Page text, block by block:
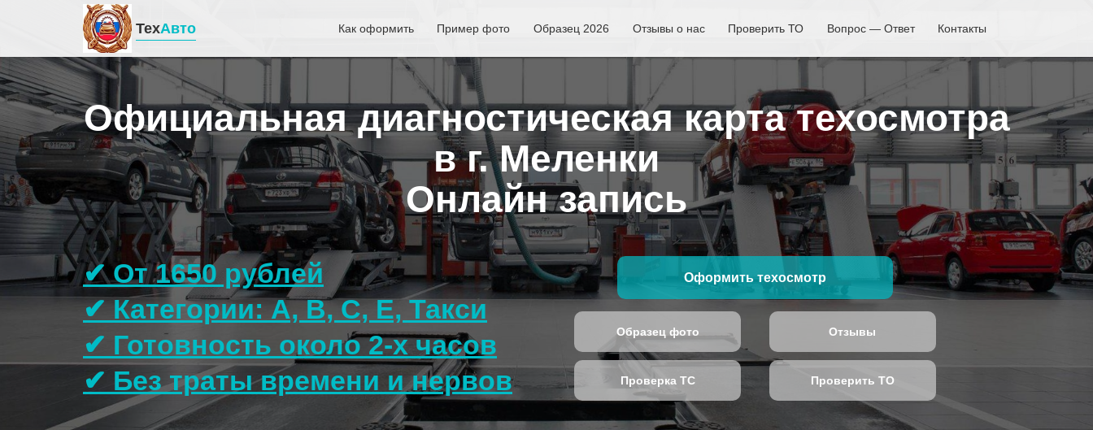
ТехАвто Как оформить Пример фото Образец 2026 Отзывы о нас Проверить ТО Вопрос — Ответ Контакты
Официальная диагностическая карта техосмотра
в г. Меленки
Онлайн запись
✔ От 1650 рублей
✔ Категории: A, B, C, E, Такси
✔ Готовность около 2-х часов
✔ Без траты времени и нервов
Оформить техосмотр
Образец фото Отзывы
Проверка ТС Проверить ТО